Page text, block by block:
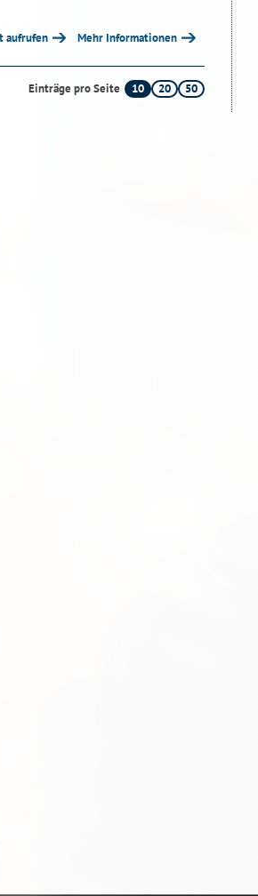
aufrufen Mehr Informationen
Einträge pro Seite 10 20 50